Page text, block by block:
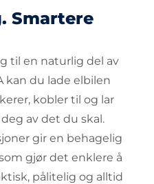
Smartere
til en naturlig del av
kan du lade elbilen
kobler til og lar
av det du skal.
gir en behagelig
gjør det enklere å
pålitelig og alltid